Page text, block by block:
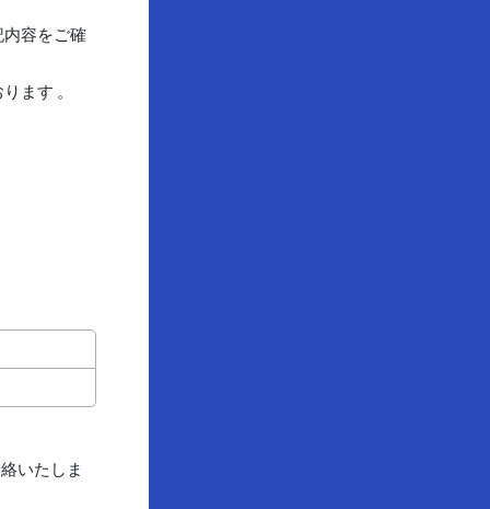
容をご確
ます 。
いたしま